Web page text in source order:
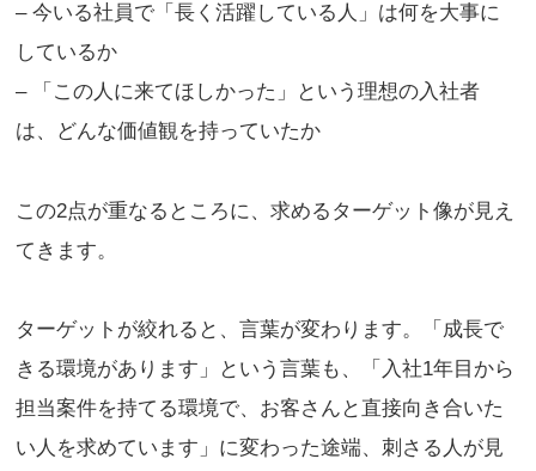
– 今いる社員で「長く活躍している人」は何を大事に
しているか
– 「この人に来てほしかった」という理想の入社者
は、どんな価値観を持っていたか
この2点が重なるところに、求めるターゲット像が見え
てきます。
ターゲットが絞れると、言葉が変わります。「成長で
きる環境があります」という言葉も、「入社1年目から
担当案件を持てる環境で、お客さんと直接向き合いた
い人を求めています」に変わった途端、刺さる人が見